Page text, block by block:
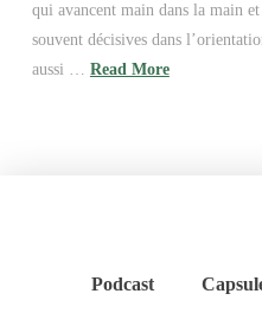
qui avancent main dans la main
souvent décisives dans
aussi … Read More
Podcast